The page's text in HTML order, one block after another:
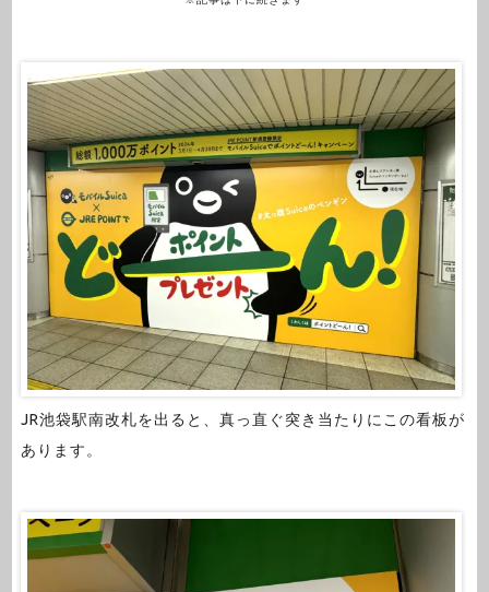
JR池袋駅南改札を出ると、真っ直ぐ突き当たりにこの看板が
あります。